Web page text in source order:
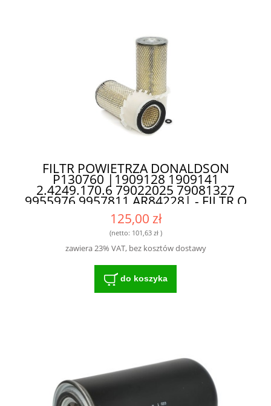
FILTR POWIETRZA DONALDSON
P130760 |1909128 1909141
2.4249.170.6 79022025 79081327
9955976 9957811 AR84228| - FILTR O
DŁUGIEJ ŻYWOTNOŚCI DO
NOWOCZESNYCH MASZYN
125,00 zł
(netto: 101,63 zł)
zawiera 23% VAT, bez kosztów dostawy
do koszyka